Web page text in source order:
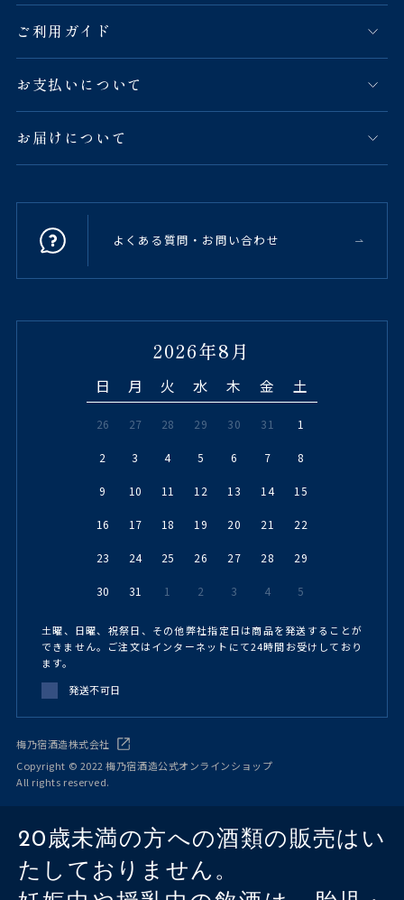
ご利用ガイド
お支払いについて
お届けについて
よくある質問・お問い合わせ
2026年8月
日 月 火 水 木 金 土
26 27 28 29 30 31 1
2 3 4 5 6 7 8
9 10 11 12 13 14 15
16 17 18 19 20 21 22
23 24 25 26 27 28 29
30 31 1 2 3 4 5
土曜、日曜、祝祭日、その他弊社指定日は商品を発送することが
できません。ご注文はインターネットにて24時間お受けしており
ます。
発送不可日
梅乃宿酒造株式会社
Copyright © 2022 梅乃宿酒造公式オンラインショップ
All rights reserved.
20歳未満の方への酒類の販売はい
たしておりません。